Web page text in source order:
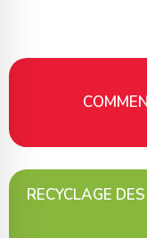
RECYCLAGE